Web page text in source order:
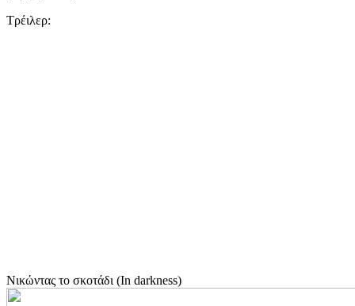
Τρέιλερ:
Νικώντας το σκοτάδι (In darkness)